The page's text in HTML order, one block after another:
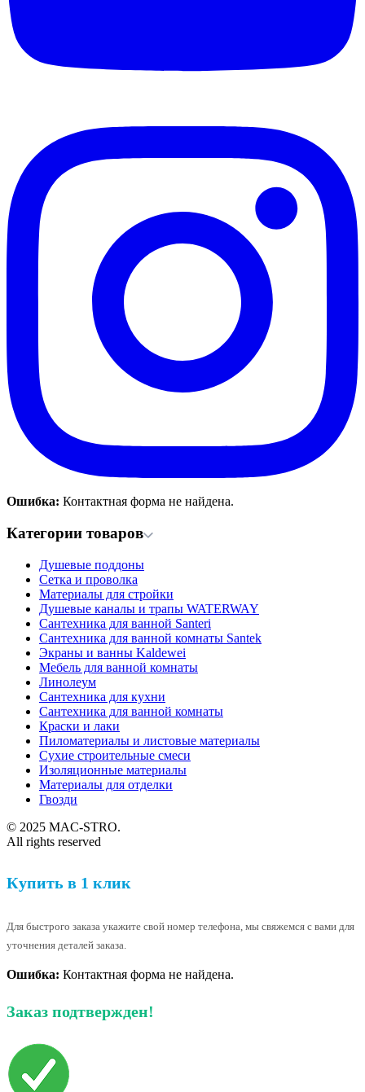
Ошибка: Контактная форма не найдена.
Категории товаров
Душевые поддоны
Сетка и проволка
Материалы для стройки
Душевые каналы и трапы WATERWAY
Сантехника для ванной Santeri
Сантехника для ванной комнаты Santek
Экраны и ванны Kaldewei
Мебель для ванной комнаты
Линолеум
Сантехника для кухни
Сантехника для ванной комнаты
Краски и лаки
Пиломатериалы и листовые материалы
Сухие строительные смеси
Изоляционные материалы
Материалы для отделки
Гвозди
© 2025 MAC-STRO.
All rights reserved
Купить в 1 клик
Для быстрого заказа укажите свой номер телефона, мы свяжемся с вами для
уточнения деталей заказа.
Ошибка: Контактная форма не найдена.
Заказ подтвержден!